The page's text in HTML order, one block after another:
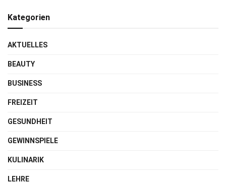
Kategorien
AKTUELLES
BEAUTY
BUSINESS
FREIZEIT
GESUNDHEIT
GEWINNSPIELE
KULINARIK
LEHRE